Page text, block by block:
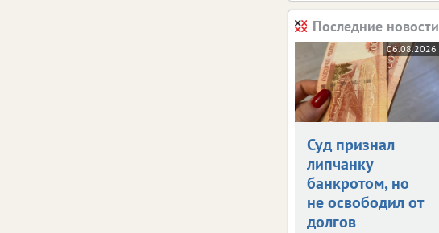
Последние новости
06.08.2026
Суд признал
липчанку
банкротом, но
не освободил от
долгов